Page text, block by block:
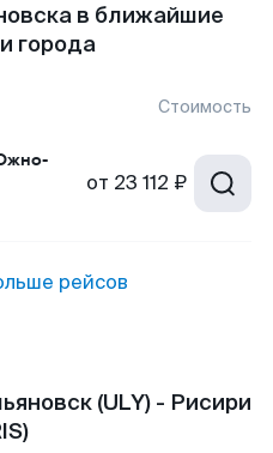
в ближайшие
города
Стоимость
от 23 112 ₽
рейсов
(ULY) - Рисири